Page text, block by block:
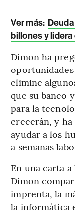
Ver más:
billones y
Dimon ha
oportunidades
elimine
que su banco
para la
crecerán, y ha
ayudar a los
a semanas
En una carta a
Dimon
imprenta, la
la informática